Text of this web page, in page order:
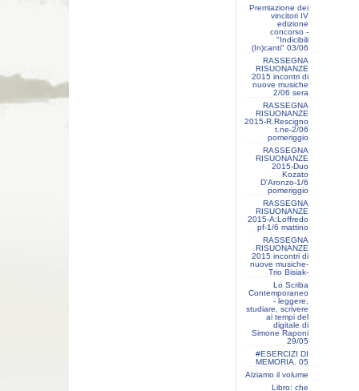
Premiazione dei
vincitori IV
edizione
concorso -
"Indicibili
(In)canti" 03/06
RASSEGNA
RISUONANZE
2015 incontri di
nuove musiche
2/06 sera
RASSEGNA
RISUONANZE
2015-R.Rescigno
t.ne-2/06
pomeriggio
RASSEGNA
RISUONANZE
2015-Duo
Kozato
D'Aronzo-1/6
pomeriggio
RASSEGNA
RISUONANZE
2015-A:Loffredo
pf-1/6 mattino
RASSEGNA
RISUONANZE
2015 incontri di
nuove musiche-
Trio Bisiak-
Lo Scriba
Contemporaneo
- leggere,
studiare, scrivere
ai tempi del
digitale di
Simone Raponi
29/05
#ESERCIZI DI
MEMORIA. 05
Alziamo il volume
Libro: che